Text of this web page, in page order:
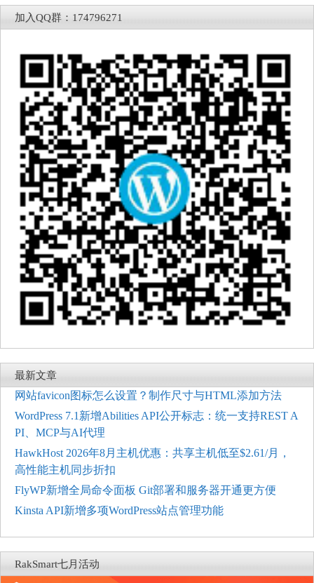
加入QQ群：174796271
最新文章
网站favicon图标怎么设置？制作尺寸与HTML添加方法
WordPress 7.1新增Abilities API公开标志：统一支持REST A
PI、MCP与AI代理
HawkHost 2026年8月主机优惠：共享主机低至$2.61/月，
高性能主机同步折扣
FlyWP新增全局命令面板 Git部署和服务器开通更方便
Kinsta API新增多项WordPress站点管理功能
RakSmart七月活动